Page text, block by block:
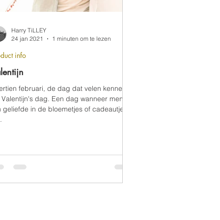
februari, de dag dat velen kennen
Valentijn's dag. Een dag wanneer men
geliefde in de bloemetjes of cadeautjes
info
Harry TiLLEY
24 jan 2021
1 minuten om te lezen